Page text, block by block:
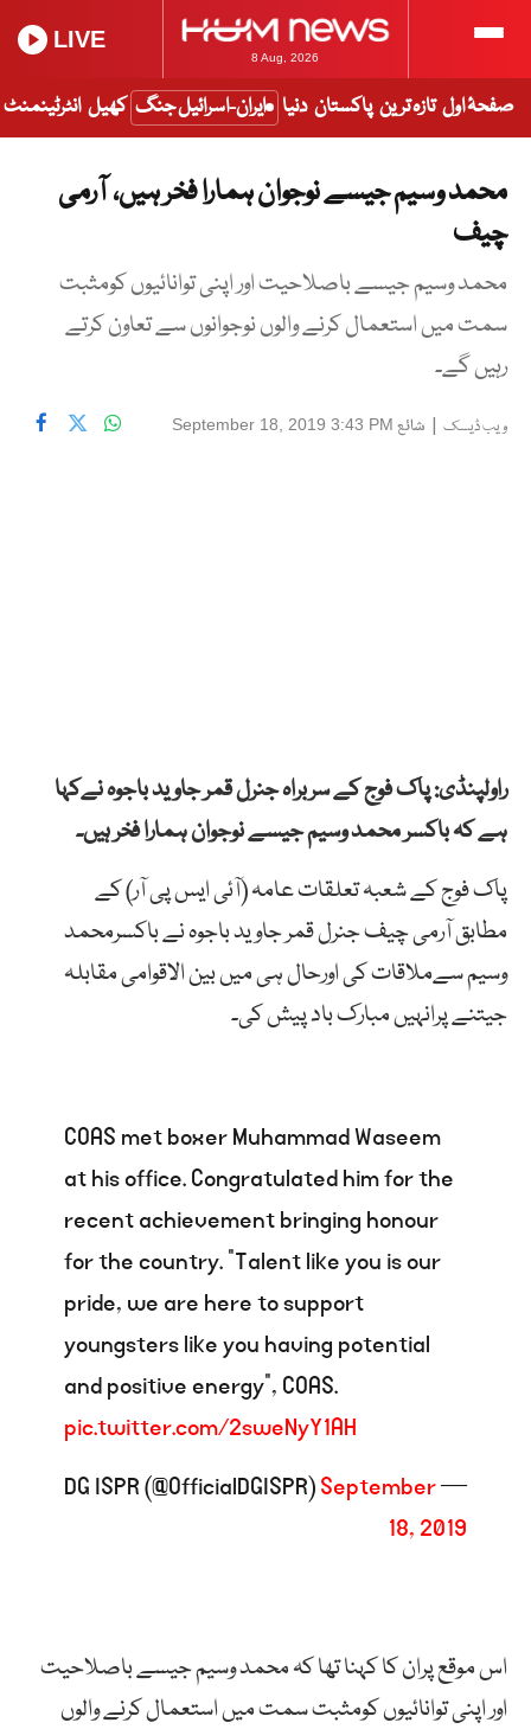
8 Aug, 2026
LIVE
صفحۂ اول تازہ ترین پاکستان دنیا ایران-اسرائیل جنگ کھیل انٹرٹینمنٹ
محمد وسیم جیسے نوجوان ہمارا فخر ہیں، آرمی
چیف
محمد وسیم جیسے باصلاحیت اور اپنی توانائیوں کومثبت
سمت میں استعمال کرنے والوں نوجوانوں سے تعاون کرتے
رہیں گے۔
ویب ڈیسک | شائع September 18, 2019 3:43 PM
راولپنڈی: پاک فوج کے سربراہ جنرل قمر جاوید باجوہ نےکہا
ہے کہ باکسر محمد وسیم جیسے نوجوان ہمارا فخر ہیں۔
پاک فوج کے شعبہ تعلقات عامہ (آئی ایس پی آر) کے
مطابق آرمی چیف جنرل قمر جاوید باجوہ نے باکسرمحمد
وسیم سےملاقات کی اورحال ہی میں بین الاقوامی مقابلہ
جیتنے پرانہیں مبارک باد پیش کی۔
COAS met boxer Muhammad Waseem
at his office. Congratulated him for the
recent achievement bringing honour
for the country. “Talent like you is our
pride, we are here to support
youngsters like you having potential
and positive energy”, COAS.
pic.twitter.com/2sweNyY1AH
— DG ISPR (@OfficialDGISPR)
September
18, 2019
اس موقع پران کا کہنا تھا کہ محمد وسیم جیسے باصلاحیت
اور اپنی توانائیوں کومثبت سمت میں استعمال کرنے والوں